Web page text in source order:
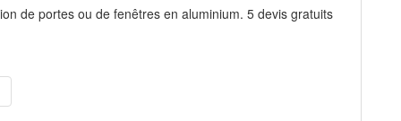
de portes ou de fenêtres en aluminium. 5 devis gratuits